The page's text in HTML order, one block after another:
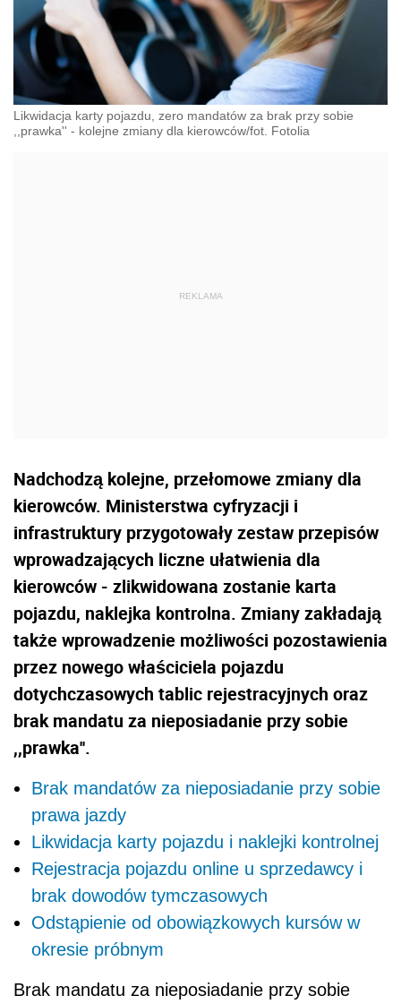
Likwidacja karty pojazdu, zero mandatów za brak przy sobie
,,prawka'' - kolejne zmiany dla kierowców/fot. Fotolia
Nadchodzą kolejne, przełomowe zmiany dla
kierowców. Ministerstwa cyfryzacji i
infrastruktury przygotowały zestaw przepisów
wprowadzających liczne ułatwienia dla
kierowców - zlikwidowana zostanie karta
pojazdu, naklejka kontrolna. Zmiany zakładają
także wprowadzenie możliwości pozostawienia
przez nowego właściciela pojazdu
dotychczasowych tablic rejestracyjnych oraz
brak mandatu za nieposiadanie przy sobie
,,prawka''.
Brak mandatów za nieposiadanie przy sobie
prawa jazdy
Likwidacja karty pojazdu i naklejki kontrolnej
Rejestracja pojazdu online u sprzedawcy i
brak dowodów tymczasowych
Odstąpienie od obowiązkowych kursów w
okresie próbnym
Brak mandatu za nieposiadanie przy sobie